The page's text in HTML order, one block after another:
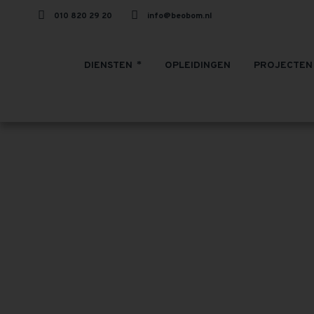
010 820 29 20 info@beobom.nl
DIENSTEN OPLEIDINGEN PROJECTEN